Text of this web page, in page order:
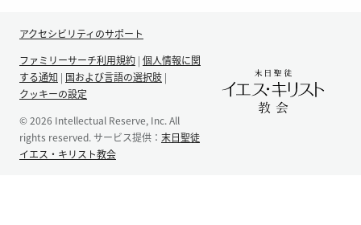
アクセシビリティのサポート
ファミリーサーチ利用規約 | 個人情報に関
する通知 | 国および言語の選択肢 |
クッキーの設定
© 2026 Intellectual Reserve, Inc. All
rights reserved. サービス提供： 末日聖徒
イエス・キリスト教会